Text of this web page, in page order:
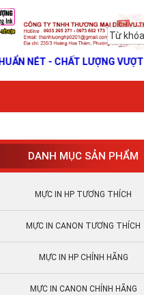
- CHẤT LƯỢNG VƯỢT TRỘI
DANH MỤC SẢN PHẨM
MỰC IN HP TƯƠNG THÍCH
MỰC IN CANON TƯƠNG THÍCH
MỰC IN HP CHÍNH HÃNG
MỰC IN CANON CHÍNH HÃNG